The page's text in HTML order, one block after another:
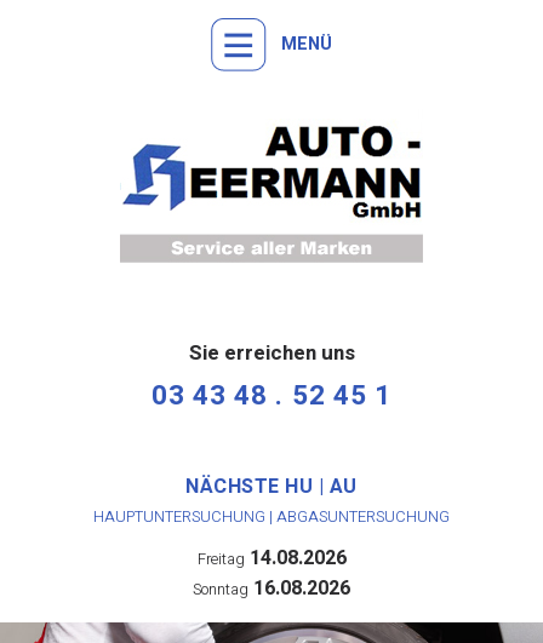
Sie erreichen uns
03 43 48 . 52 45 1
NÄCHSTE HU | AU
HAUPTUNTERSUCHUNG | ABGASUNTERSUCHUNG
Freitag 14.08.2026
Sonntag 16.08.2026
MENÜ